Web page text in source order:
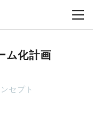
ム化計画
セプト